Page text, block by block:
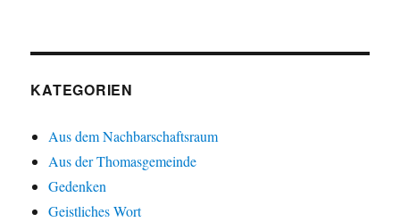
KATEGORIEN
Aus dem Nachbarschaftsraum
Aus der Thomasgemeinde
Gedenken
Geistliches Wort